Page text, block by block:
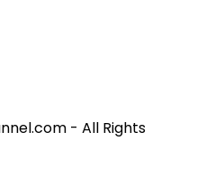
- All Rights